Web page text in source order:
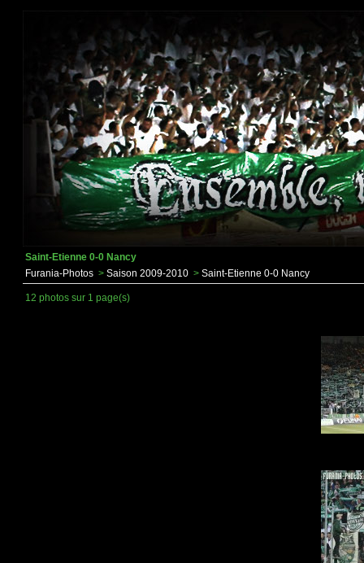
Saint-Etienne 0-0 Nancy
Furania-Photos > Saison 2009-2010 > Saint-Etienne 0-0 Nancy
12 photos sur 1 page(s)